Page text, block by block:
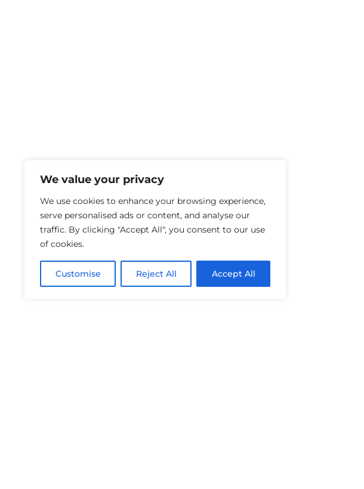
We value your privacy
We use cookies to enhance your browsing experience,
serve personalised ads or content, and analyse our
traffic. By clicking "Accept All", you consent to our use
of cookies.
Customise Reject All Accept All